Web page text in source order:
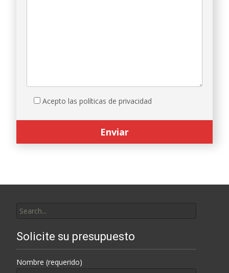
Acepto las políticas de privacidad
for:
Solicite su presupuesto
Nombre (requerido)